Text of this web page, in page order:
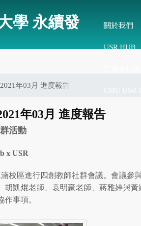
學 永續發
關於我們
USR HUB
年03月 進度報告
年03月 進度報告
活動
x USR
湳校區進行四創教師社群會議。會議參
胡凱焜老師、袁明豪老師、蔣雅婷與
作事項。